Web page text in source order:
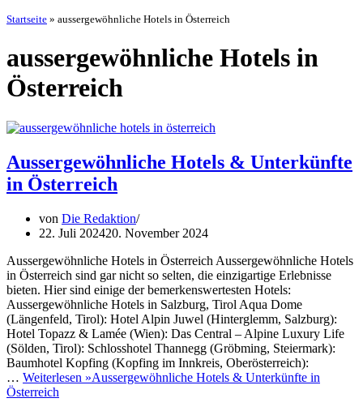
Startseite » aussergewöhnliche Hotels in Österreich
aussergewöhnliche Hotels in
Österreich
Aussergewöhnliche Hotels & Unterkünfte
in Österreich
von Die Redaktion
22. Juli 202420. November 2024
Aussergewöhnliche Hotels in Österreich Aussergewöhnliche Hotels
in Österreich sind gar nicht so selten, die einzigartige Erlebnisse
bieten. Hier sind einige der bemerkenswertesten Hotels:
Aussergewöhnliche Hotels in Salzburg, Tirol Aqua Dome
(Längenfeld, Tirol): Hotel Alpin Juwel (Hinterglemm, Salzburg):
Hotel Topazz & Lamée (Wien): Das Central – Alpine Luxury Life
(Sölden, Tirol): Schlosshotel Thannegg (Gröbming, Steiermark):
Baumhotel Kopfing (Kopfing im Innkreis, Oberösterreich):
… Weiterlesen »Aussergewöhnliche Hotels & Unterkünfte in
Österreich